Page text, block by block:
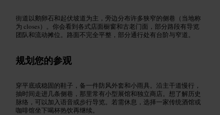
街道以鹅卵石和起伏坡道为主，旁边分布许多狭窄的侧巷（当地称
为 closes）。你会看到各式店面橱窗和古老门面，部分路段有导览
团队和流动摊位。路面不完全平整，部分通行处有台阶与窄道。
规划您的参观
穿平底或稳固的鞋子，备一件防风外套和小雨具。沿主干道慢行，
抽时间走进几条侧巷，那里常有小型展馆和独立商店。想了解历史
脉络，可以加入语音或步行导览。若需休息，选择一家传统酒馆或
咖啡馆坐下喝杯热饮再继续。